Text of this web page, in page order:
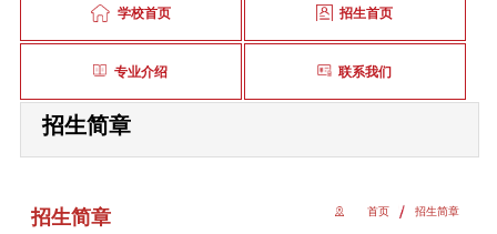
学校首页 招生首页
专业介绍 联系我们
招生简章
首页 招生简章
招生简章